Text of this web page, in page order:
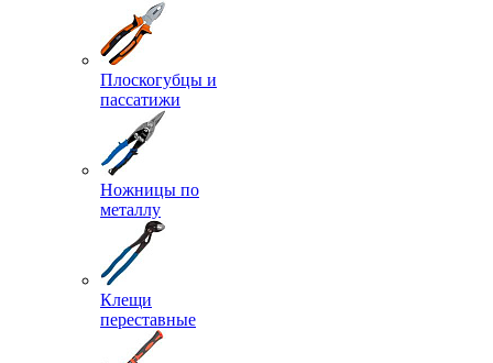
Плоскогубцы и
пассатижи
Ножницы по
металлу
Клещи
переставные